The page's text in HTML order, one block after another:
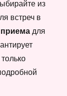
из
встреч в
для